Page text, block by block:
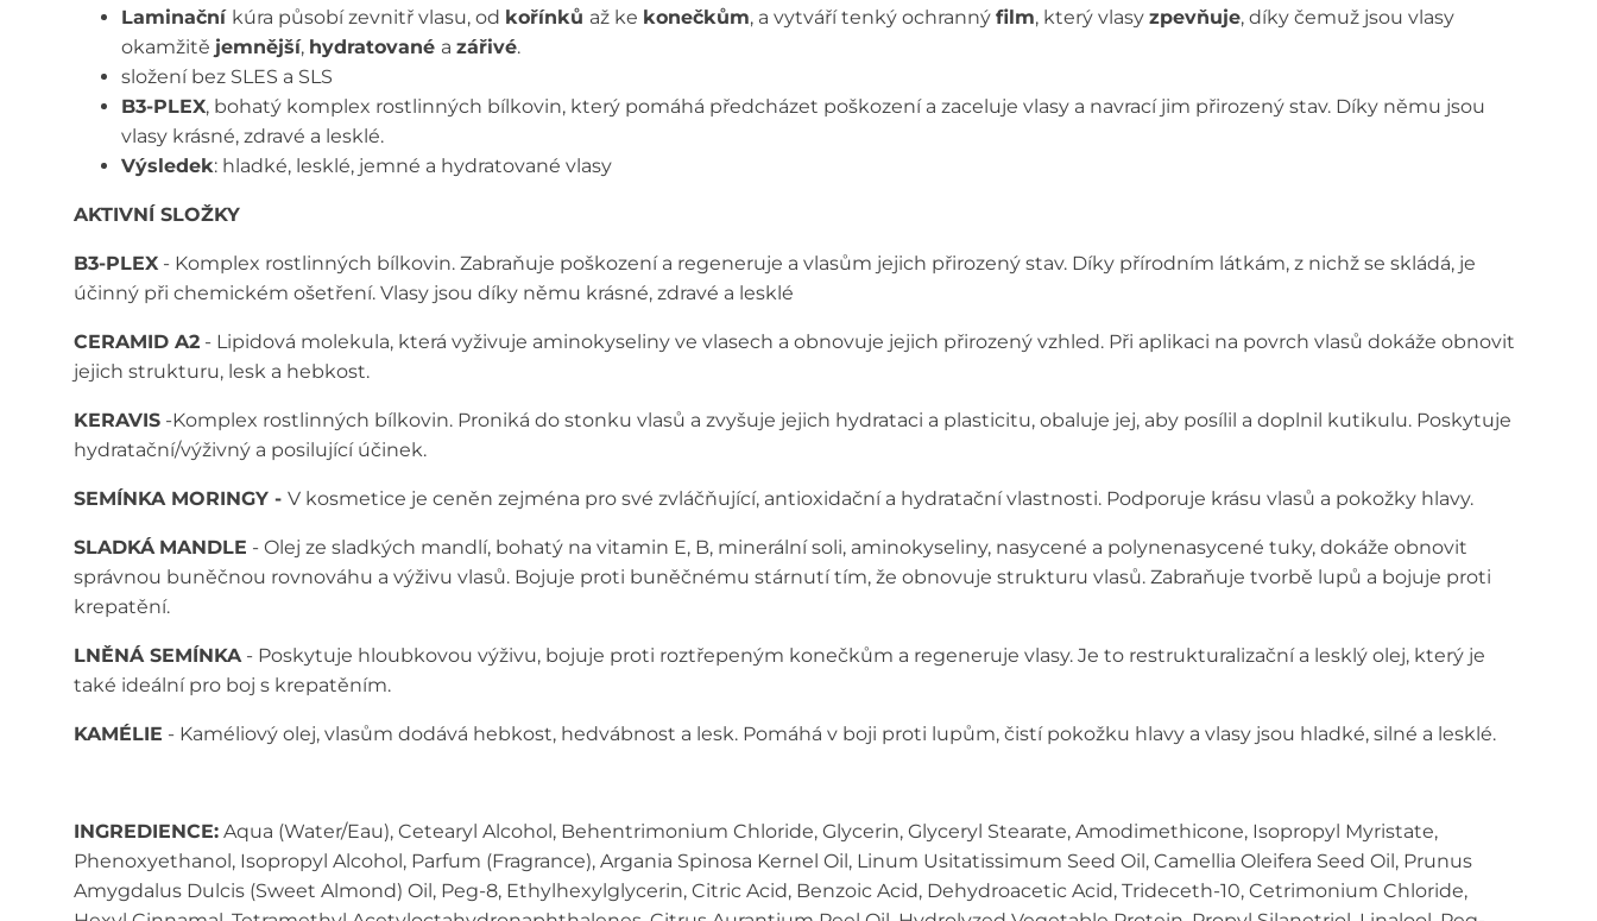
Laminační kúra působí zevnitř vlasu, od kořínků až ke konečkům, a vytváří tenký ochranný film, který vlasy zpevňuje, díky čemuž jsou vlasy
okamžitě jemnější, hydratované a zářivé.​
složení bez SLES a SLS​
B3-PLEX, bohatý komplex rostlinných bílkovin, který pomáhá předcházet poškození a zaceluje vlasy a navrací jim přirozený stav. Díky němu jsou
vlasy krásné, zdravé a lesklé.​
Výsledek: hladké, lesklé, jemné a hydratované vlasy
AKTIVNÍ SLOŽKY​
B3-PLEX - Komplex rostlinných bílkovin. Zabraňuje poškození a regeneruje​ a vlasům jejich přirozený stav. Díky přírodním látkám, z nichž se skládá, je
účinný při chemickém ošetření. Vlasy jsou díky němu krásné, zdravé a lesklé
CERAMID A2 - Lipidová molekula, která vyživuje aminokyseliny ve vlasech a obnovuje jejich přirozený vzhled. Při aplikaci na povrch vlasů dokáže obnovit
jejich strukturu, lesk a hebkost.
KERAVIS -Komplex rostlinných bílkovin. Proniká do stonku​ vlasů a zvyšuje jejich hydrataci a plasticitu,​ obaluje jej, aby posílil a doplnil kutikulu.​ Poskytuje
hydratační/výživný a posilující účinek.
SEMÍNKA MORINGY - V kosmetice je ceněn zejména pro své zvláčňující, antioxidační a hydratační vlastnosti. Podporuje krásu vlasů a pokožky hlavy.
SLADKÁ MANDLE - Olej ze sladkých mandlí, bohatý na vitamin E, B, minerální soli, aminokyseliny, nasycené a polynenasycené tuky, dokáže obnovit
správnou buněčnou rovnováhu a výživu vlasů. Bojuje proti buněčnému stárnutí tím, že obnovuje strukturu vlasů. Zabraňuje tvorbě lupů a bojuje proti
krepatění.
LNĚNÁ SEMÍNKA - Poskytuje hloubkovou výživu, bojuje proti roztřepeným konečkům a regeneruje vlasy. Je to restrukturalizační a lesklý olej, který je
také ideální pro boj s krepatěním.
KAMÉLIE - Kaméliový olej, vlasům dodává hebkost, hedvábnost a lesk. Pomáhá v boji proti lupům, čistí pokožku hlavy a vlasy jsou hladké, silné a lesklé.
INGREDIENCE: Aqua (Water/Eau), Cetearyl Alcohol, Behentrimonium Chloride, Glycerin, Glyceryl Stearate, Amodimethicone, Isopropyl Myristate,
Phenoxyethanol, Isopropyl Alcohol, Parfum (Fragrance), Argania Spinosa Kernel Oil, Linum Usitatissimum Seed Oil, Camellia Oleifera Seed Oil, Prunus
Amygdalus Dulcis (Sweet Almond) Oil, Peg-8, Ethylhexylglycerin, Citric Acid, Benzoic Acid, Dehydroacetic Acid, Trideceth-10, Cetrimonium Chloride,